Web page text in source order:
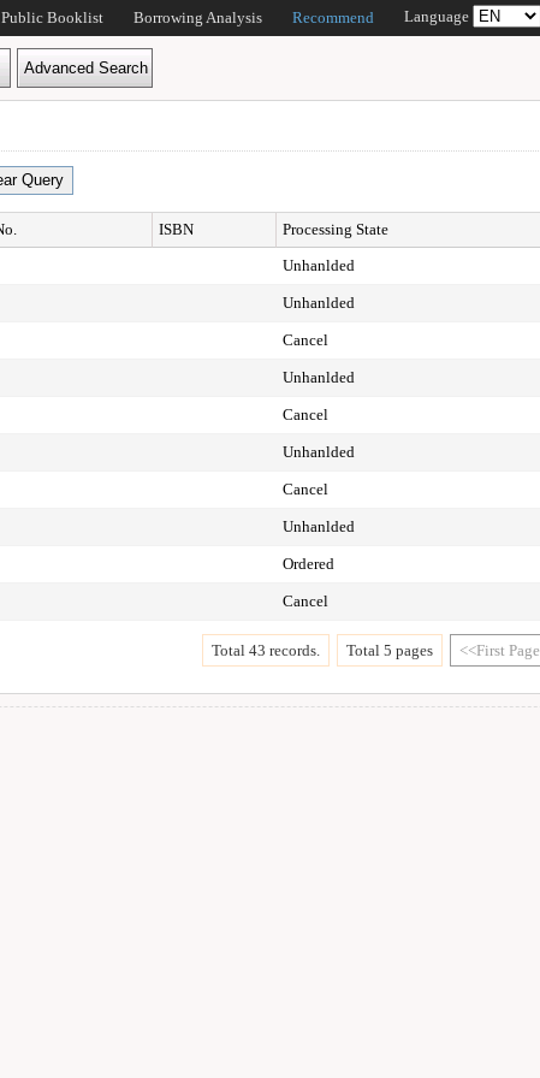
Public Booklist Borrowing Analysis Recommend Language
ISBN Processing State
Unhanlded
Unhanlded
Cancel
Unhanlded
Cancel
Unhanlded
Cancel
Unhanlded
Ordered
Cancel
Total 43 records. Total 5 pages <<First Page